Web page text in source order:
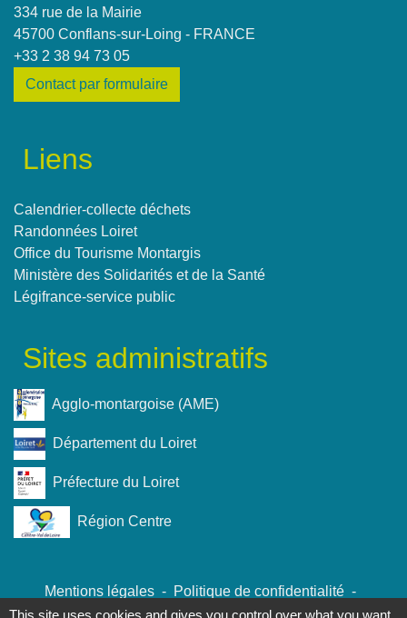
334 rue de la Mairie
45700 Conflans-sur-Loing - FRANCE
+33 2 38 94 73 05
Contact par formulaire
Liens
Calendrier-collecte déchets
Randonnées Loiret
Office du Tourisme Montargis
Ministère des Solidarités et de la Santé
Légifrance-service public
Sites administratifs
Agglo-montargoise (AME)
Département du Loiret
Préfecture du Loiret
Région Centre
Mentions légales - Politique de confidentialité -
Accessibilité - Plan du site - Gestion des cookies
This site uses cookies and gives you control over what you want